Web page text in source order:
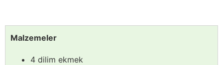
Malzemeler
4 dilim ekmek